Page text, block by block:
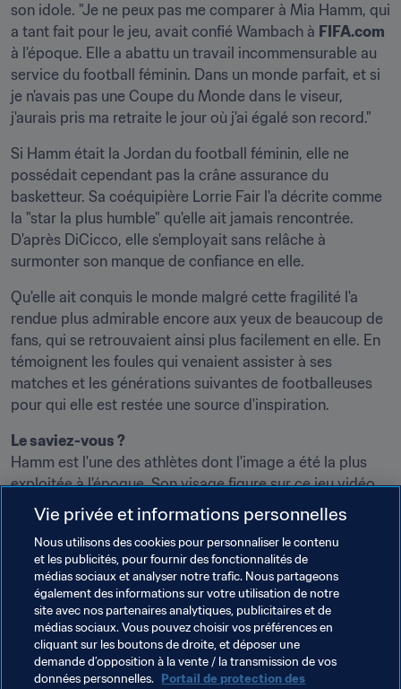
son idole. "Je ne peux pas me comparer à Mia Hamm, qui
a tant fait pour le jeu, avait confié Wambach à FIFA.com
à l'époque. Elle a abattu un travail incommensurable au
service du football féminin. Dans un monde parfait, et si
je n'avais pas une Coupe du Monde dans le viseur,
j'aurais pris ma retraite le jour où j'ai égalé son record."
Si Hamm était la Jordan du football féminin, elle ne
possédait cependant pas la crâne assurance du
basketteur. Sa coéquipière Lorrie Fair l'a décrite comme
la "star la plus humble" qu'elle ait jamais rencontrée.
D'après DiCicco, elle s'employait sans relâche à
surmonter son manque de confiance en elle.
Qu'elle ait conquis le monde malgré cette fragilité l'a
rendue plus admirable encore aux yeux de beaucoup de
fans, qui se retrouvaient ainsi plus facilement en elle. En
témoignent les foules qui venaient assister à ses
matches et les générations suivantes de footballeuses
pour qui elle est restée une source d'inspiration.
Le saviez-vous ?
Hamm est l'une des athlètes dont l'image a été la plus
exploitée à l'époque. Son visage figure sur ce jeu vidéo
Nintendo 64, le
Mia Hamm Soccer 64
, qui fait partie des
nombreux objets uniques exposés au Musée du Football
Mondial de la FIFA de Zurich.
Le jeu video "Mia Hamm Soccer 64" sorti en 2000 sur
Nintendo 64 se trouve au Musée dans la FIFA.
Vie privée et informations personnelles
Nous utilisons des cookies pour personnaliser le contenu
et les publicités, pour fournir des fonctionnalités de
médias sociaux et analyser notre trafic. Nous partageons
également des informations sur votre utilisation de notre
site avec nos partenaires analytiques, publicitaires et de
médias sociaux. Vous pouvez choisir vos préférences en
cliquant sur les boutons de droite, et déposer une
demande d’opposition à la vente / la transmission de vos
données personnelles. Portail de protection des